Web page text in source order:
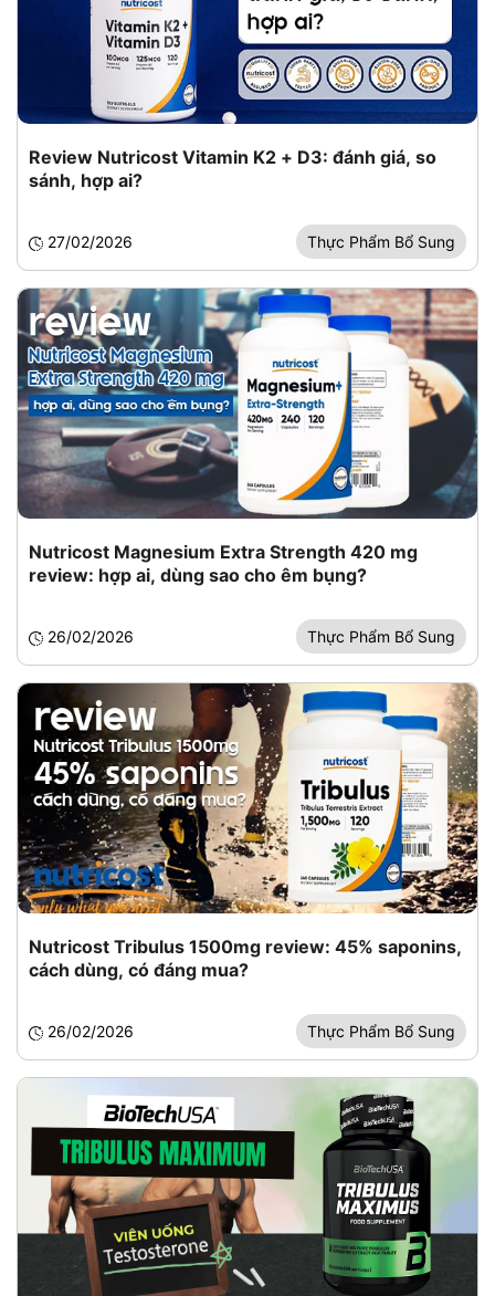
Review Nutricost Vitamin K2 + D3: đánh giá, so
sánh, hợp ai?
27/02/2026 Thực Phẩm Bổ Sung
Nutricost Magnesium Extra Strength 420 mg
review: hợp ai, dùng sao cho êm bụng?
26/02/2026 Thực Phẩm Bổ Sung
Nutricost Tribulus 1500mg review: 45% saponins,
cách dùng, có đáng mua?
26/02/2026 Thực Phẩm Bổ Sung